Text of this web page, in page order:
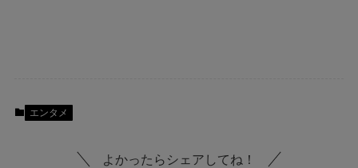
エンタメ
よかったらシェアしてね！